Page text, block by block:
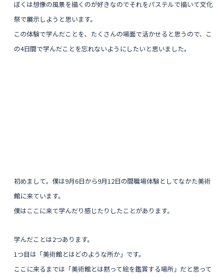
ぼくは想像の風景を描くのが好きなのでそれをパステルで描いて文化
祭で展示しようと思います。
この体験で学んだことを、たくさんの場面で活かせると思うので、こ
の4日間で学んだことを忘れないようにしたいと思いました。
初めまして。僕は9月6日から9月12日の間職場体験としてなかた美術
館に来ています。
僕はここに来て学んだり感じたりしたことがあります。
学んだことは2つあります。
1つ目は「美術館とはどのような所か」です。
ここに来るまでは「美術館とは黙って絵を鑑賞する場所」だと思って